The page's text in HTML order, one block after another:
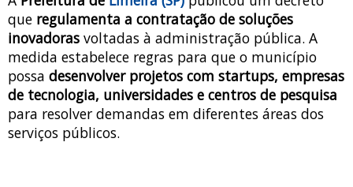
que regulamenta a contratação de soluções
inovadoras voltadas à administração pública. A
medida estabelece regras para que o município
possa desenvolver projetos com startups, empresas
de tecnologia, universidades e centros de pesquisa
para resolver demandas em diferentes áreas dos
serviços públicos.